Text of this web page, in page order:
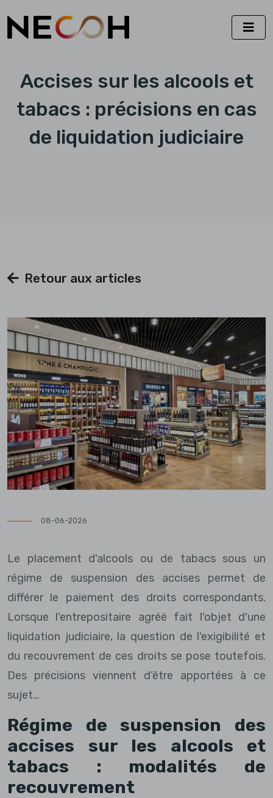
Accises sur les alcools et
tabacs : précisions en cas
de liquidation judiciaire
Retour aux articles
08-06-2026
Le placement d'alcools ou de tabacs sous un
régime de suspension des accises permet de
différer le paiement des droits correspondants.
Lorsque l'entrepositaire agréé fait l'objet d'une
liquidation judiciaire, la question de l'exigibilité et
du recouvrement de ces droits se pose toutefois.
Des précisions viennent d’être apportées à ce
sujet…
Régime de suspension des
accises sur les alcools et
tabacs : modalités de
recouvrement